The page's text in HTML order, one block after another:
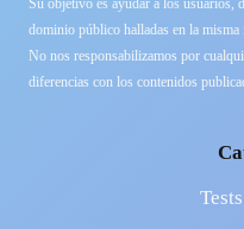
dominio público halladas en la
No nos responsabilizamos por
diferencias con los contenidos